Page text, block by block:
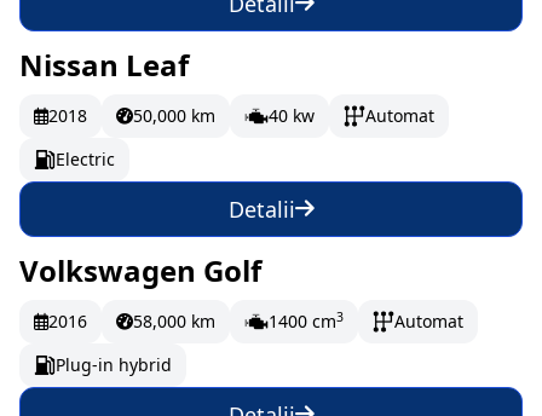
Vândut 238.32 EUR/lună
Nissan Leaf
2018 50,000 km 40 kw
Automat
Electric
Detalii
Vândut 246.65 EUR/lună
Volkswagen Golf
2016 58,000 km 1400 cm3
Automat
Plug-in hybrid